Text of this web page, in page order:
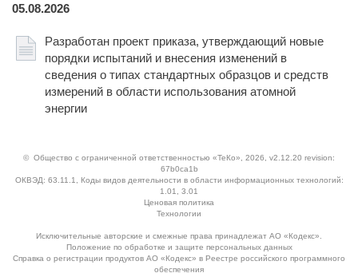
05.08.2026
Разработан проект приказа, утверждающий новые
порядки испытаний и внесения изменений в
сведения о типах стандартных образцов и средств
измерений в области использования атомной
энергии
© Общество с ограниченной ответственностью «ТеКо» , 2026, v2.12.20 revision:
67b0ca1b
ОКВЭД: 63.11.1, Коды видов деятельности в области информационных технологий:
1.01, 3.01
Ценовая политика
Технологии
Исключительные авторские и смежные права принадлежат АО «Кодекс».
Положение по обработке и защите персональных данных
Справка о регистрации продуктов АО «Кодекс» в Реестре российского программного
обеспечения